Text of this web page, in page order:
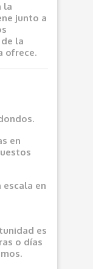
la
junto a
la
ofrece.
en
escala en
es
o días